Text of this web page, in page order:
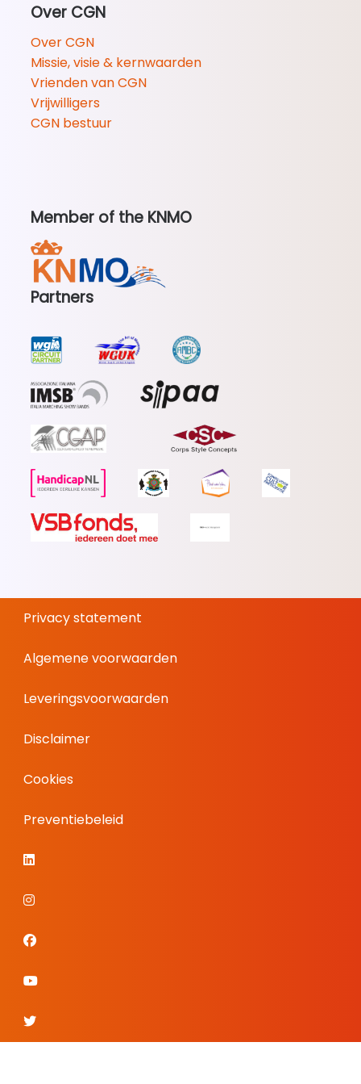
Over CGN
Over CGN
Missie, visie & kernwaarden
Vrienden van CGN
Vrijwilligers
CGN bestuur
Member of the KNMO
Partners
Privacy statement
Algemene voorwaarden
Leveringsvoorwaarden
Disclaimer
Cookies
Preventiebeleid